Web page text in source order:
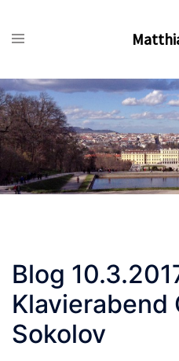
Inhalt
Blog
Klavierabend
Sokolov